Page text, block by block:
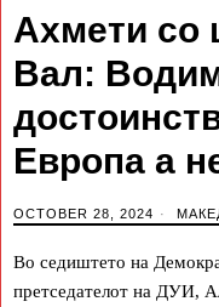
Ахмети
Вал:
Европа а
OCTOBER 28, 2024
Во седиштето на
претседателот на ДУИ,